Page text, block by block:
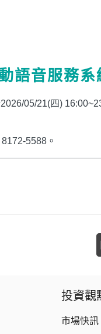
中國品
語音服務系
05/21(四)
5588。
投資觀
市場快訊